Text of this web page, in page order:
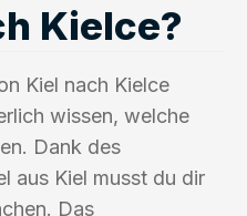
Kielce?
Kiel nach Kielce
wissen, welche
Dank des
aus Kiel musst du dir
Das